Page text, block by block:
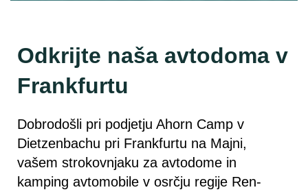
Odkrijte naša avtodoma v
Frankfurtu
Dobrodošli pri podjetju Ahorn Camp v
Dietzenbachu pri Frankfurtu na Majni,
vašem strokovnjaku za avtodome in
kamping avtomobile v osrčju regije Ren-